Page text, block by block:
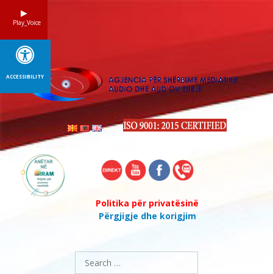
Politika për privatësinë
Përgjigje dhe korigjim
Search
for:
Play_Voice
ACCESSIBILITY